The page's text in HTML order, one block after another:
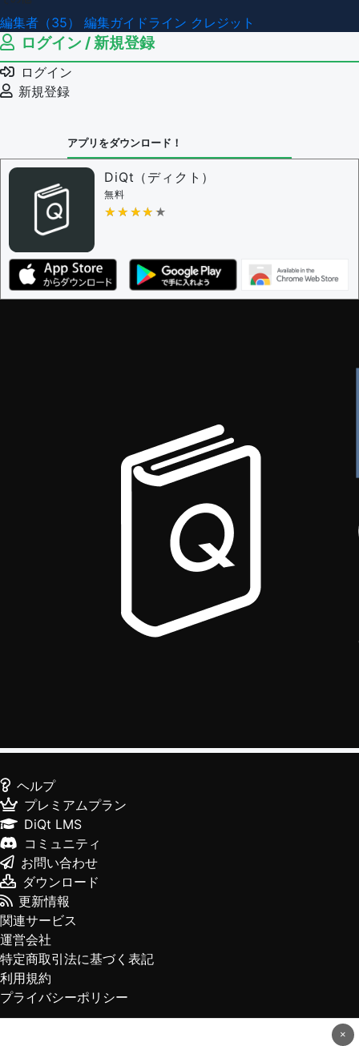
×
編集者（35） 編集ガイドライン クレジット
ログイン / 新規登録
ログイン
新規登録
アプリをダウンロード！
DiQt（ディクト）
無料
★★★★★
★★★★★
ヘルプ
プレミアムプラン
DiQt LMS
コミュニティ
お問い合わせ
ダウンロード
更新情報
関連サービス
運営会社
特定商取引法に基づく表記
利用規約
プライバシーポリシー